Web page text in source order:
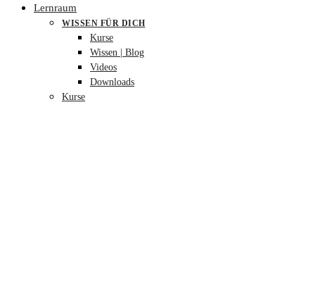
Lernraum
WISSEN FÜR DICH
Kurse
Wissen | Blog
Videos
Downloads
Kurse